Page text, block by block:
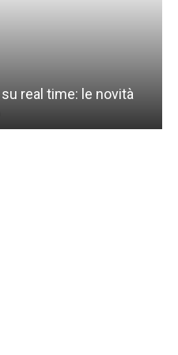
real time: le novità